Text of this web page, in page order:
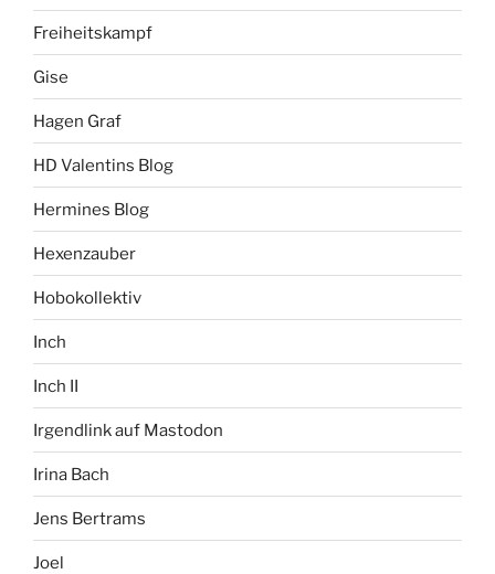
Freiheitskampf
Gise
Hagen Graf
HD Valentins Blog
Hermines Blog
Hexenzauber
Hobokollektiv
Inch
Inch II
Irgendlink auf Mastodon
Irina Bach
Jens Bertrams
Joel